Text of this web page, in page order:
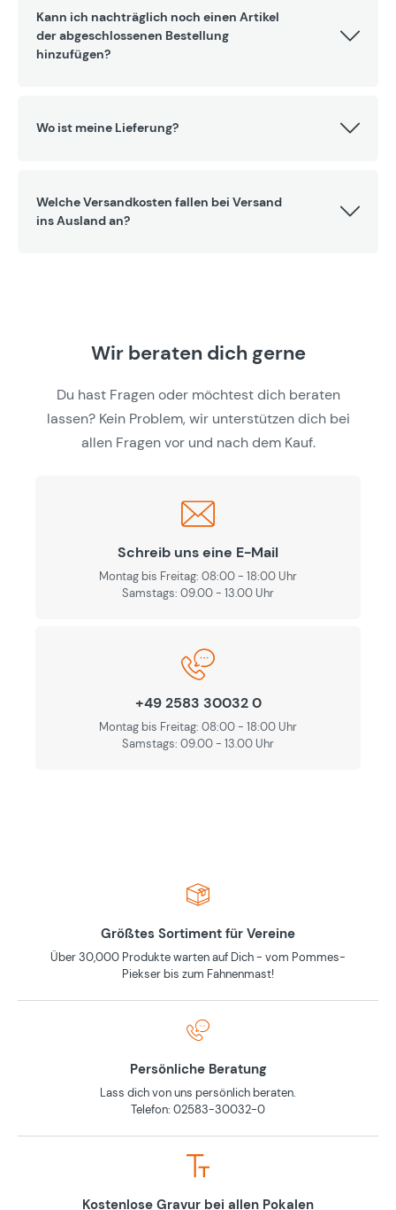
Kann ich nachträglich noch einen Artikel
der abgeschlossenen Bestellung
hinzufügen?
Wo ist meine Lieferung?
Welche Versandkosten fallen bei Versand
ins Ausland an?
Wir beraten dich gerne
Du hast Fragen oder möchtest dich beraten
lassen? Kein Problem, wir unterstützen dich bei
allen Fragen vor und nach dem Kauf.
Schreib uns eine E-Mail
Montag bis Freitag: 08:00 - 18:00 Uhr
Samstags: 09.00 - 13.00 Uhr
+49 2583 30032 0
Montag bis Freitag: 08:00 - 18:00 Uhr
Samstags: 09.00 - 13.00 Uhr
Größtes Sortiment für Vereine
Über 30,000 Produkte warten auf Dich - vom Pommes-
Piekser bis zum Fahnenmast!
Persönliche Beratung
Lass dich von uns persönlich beraten.
Telefon: 02583-30032-0
Kostenlose Gravur bei allen Pokalen